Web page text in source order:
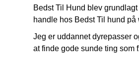
Bedst Til Hund blev
handle hos Bedst Til hund
Jeg er uddannet dyrepasser
at finde gode sunde ting som